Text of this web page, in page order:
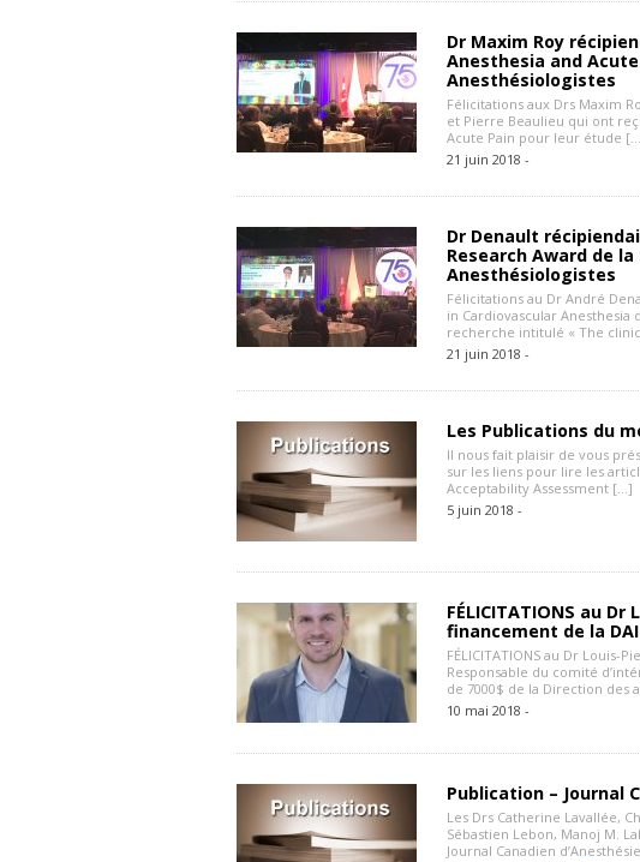
Dr Maxim Roy
Anesthesia and
Anesthésiologistes
Félicitations aux Drs Maxim
et Pierre Beaulieu qui ont
Acute Pain pour leur étude
21 juin 2018 -
Dr Denault
Research Award de
Anesthésiologistes
Félicitations au Dr André
in Cardiovascular Anesthesia
recherche intitulé « The
21 juin 2018 -
Les Publications du
Il nous fait plaisir de vous
sur les liens pour lire les
Acceptability Assessment […]
5 juin 2018 -
FÉLICITATIONS au
financement de la DAI
FÉLICITATIONS au Dr Louis-
Responsable du comité
de 7000$ de la Direction des
10 mai 2018 -
Publication – Journal
Les Drs Catherine Lavallée,
Sébastien Lebon, Manoj M.
Journal Canadien